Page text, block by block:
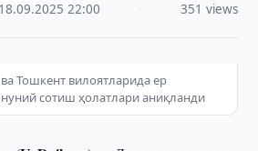
18.09.2025 ·22:00 351 views
Тошкент вилоятларида ер
сотиш ҳолатлари аниқланди